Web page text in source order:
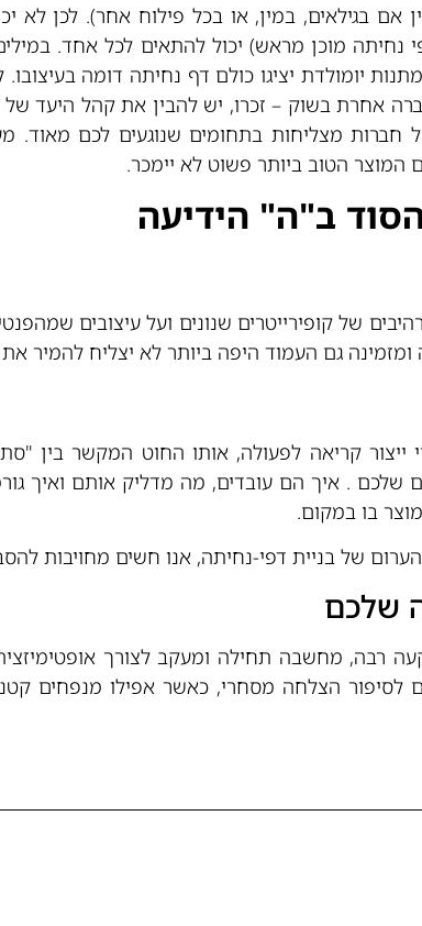
אם בגילאים, במין, או בכל פילוח אחר). לכן לא
נחיתה מוכן מראש) יכול להתאים לכל אחד.
יומולדת יציגו כולם דף נחיתה דומה
אחרת בשוק – זכרו, יש להבין את קהל היעד
מצליחות בתחומים שנוגעים לכם מאוד.
המוצר הטוב ביותר פשוט לא יימכר.
ב"ה" הידיעה
של קופירייטרים שנונים ועל עיצובים
ומזמינה גם העמוד היפה ביותר לא יצליח להמיר
ייצור קריאה לפעולה, אותו החוט המקשר בין
שלכם . איך הם עובדים, מה מדליק אותם ואיך
בו במקום.
של בניית דפי-נחיתה, אנו חשים מחויבות
שלכם
רבה, מחשבה תחילה ומעקב לצורך
לסיפור הצלחה מסחרי, כאשר אפילו מנפחים